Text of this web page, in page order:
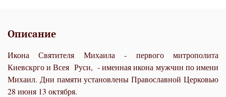
Описание
Икона Святителя Михаила - первого митрополита
Киевскрго и Всея Руси, - именная икона мужчин по имени
Михаил. Дни памяти установлены Православной Церковью
28 июня 13 октября.